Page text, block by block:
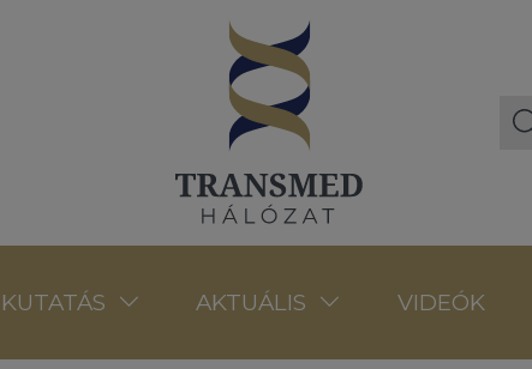
KUTATÁS AKTUÁLIS VIDEÓK